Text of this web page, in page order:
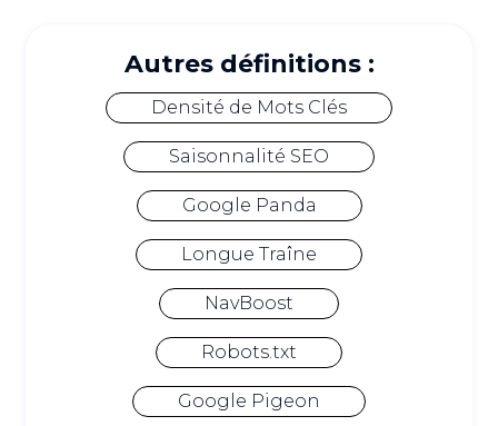
Autres définitions :
Densité de Mots Clés
Saisonnalité SEO
Google Panda
Longue Traîne
NavBoost
Robots.txt
Google Pigeon